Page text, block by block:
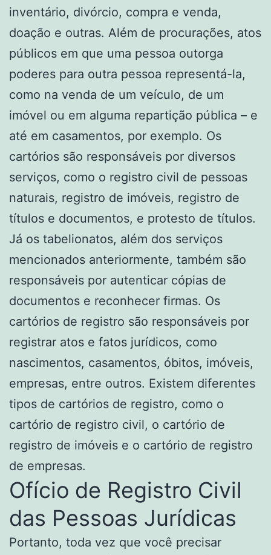
inventário, divórcio, compra e venda,
doação e outras. Além de procurações, atos
públicos em que uma pessoa outorga
poderes para outra pessoa representá-la,
como na venda de um veículo, de um
imóvel ou em alguma repartição pública – e
até em casamentos, por exemplo. Os
cartórios são responsáveis por diversos
serviços, como o registro civil de pessoas
naturais, registro de imóveis, registro de
títulos e documentos, e protesto de títulos.
Já os tabelionatos, além dos serviços
mencionados anteriormente, também são
responsáveis por autenticar cópias de
documentos e reconhecer firmas. Os
cartórios de registro são responsáveis por
registrar atos e fatos jurídicos, como
nascimentos, casamentos, óbitos, imóveis,
empresas, entre outros. Existem diferentes
tipos de cartórios de registro, como o
cartório de registro civil, o cartório de
registro de imóveis e o cartório de registro
de empresas.
Ofício de Registro Civil
das Pessoas Jurídicas
Portanto, toda vez que você precisar